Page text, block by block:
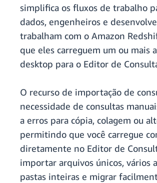
simplifica os fluxos de trabalho
dados, engenheiros e
trabalham com o Amazon
que eles carreguem um ou mais
desktop para o Editor de
O recurso de importação de
necessidade de consultas
a erros para cópia, colagem ou
permitindo que você carregue
diretamente no Editor de
importar arquivos únicos, vários
pastas inteiras e migrar